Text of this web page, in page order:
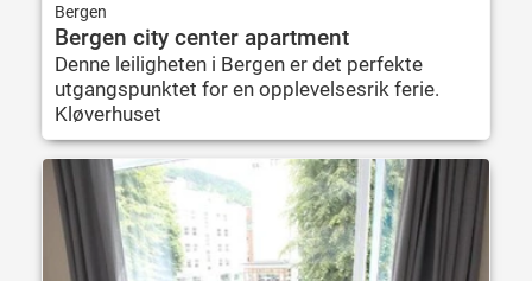
Bergen
Bergen city center apartment
Denne leiligheten i Bergen er det perfekte
utgangspunktet for en opplevelsesrik ferie.
Kløverhuset